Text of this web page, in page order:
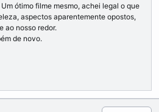
ótimo filme mesmo, achei legal o que
aspectos aparentemente opostos,
ao nosso redor.
de novo.